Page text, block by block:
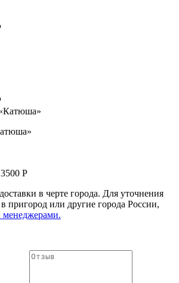
Р
в черте города. Для уточнения
пригород или другие города России,
менеджерами.